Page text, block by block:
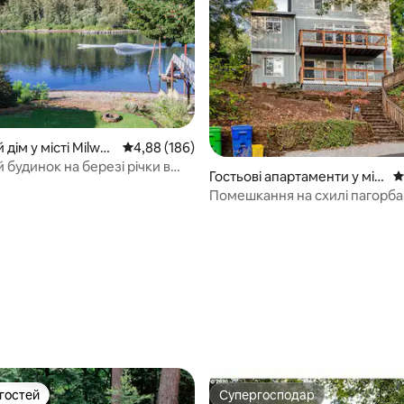
відгуки: 195
у місті Milwau
Середня оцінка: 4,88 з 5, відгуки: 186
4,88 (186)
будинок на березі річки в
Гостьові апартаменти у міс
ті Південно-західний Порт
Помешкання на схилі
Супергосподар